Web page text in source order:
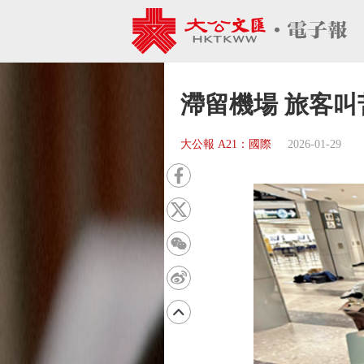
滯留機場 旅客叫
大公報 A21：國際 2026-01-29